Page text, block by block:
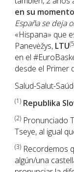
en su momento
España se deja
«Hispana» que
Panevėžys, LTU
en el
desde el Primer
Salud-Salut-
(1) Republika
(2) Pronunciado
Tseye, al igual
(3) Recordemos
algún/una